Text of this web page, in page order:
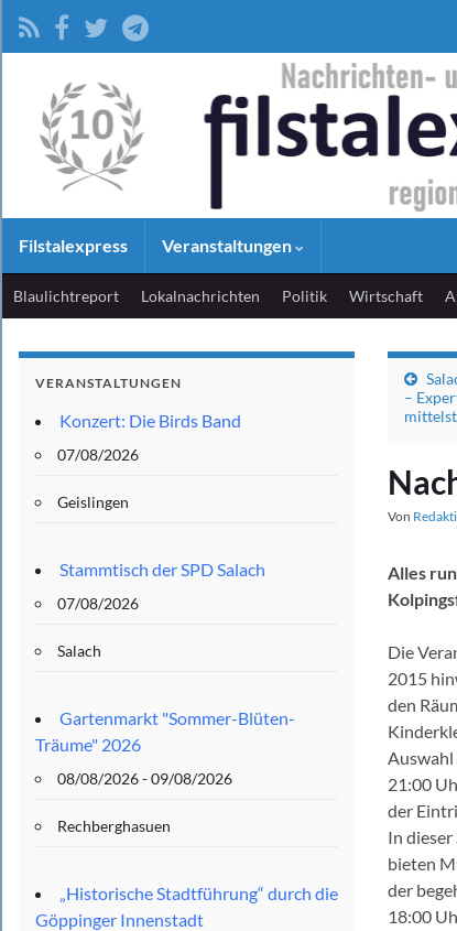
Filstalexpress Veranstaltungen
Blaulichtreport Lokalnachrichten Politik Wirtschaft
–
Von
Alles
Die
2015
den
Auswahl
21:00
der
In
bieten
der
18:00
VERANSTALTUNGEN
Konzert: Die Birds Band
07/08/2026
Geislingen
Stammtisch der SPD Salach
07/08/2026
Salach
Gartenmarkt "Sommer-Blüten-
Träume" 2026
08/08/2026 - 09/08/2026
Rechberghasuen
„Historische Stadtführung“ durch die
Göppinger Innenstadt